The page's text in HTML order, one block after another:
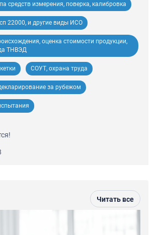
средств измерения, поверка, калибровка
22000, и другие виды ИСО
оценка стоимости продукции,
ТНВЭД
СОУТ, охрана труда
за рубежом
Читать все